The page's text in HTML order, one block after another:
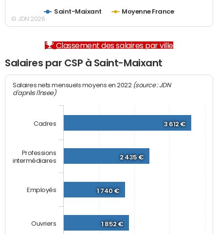
Saint-Maixant Moyenne France
© JDN 2026
Classement des salaires par ville
Salaires par CSP à Saint-Maixant
Salaires nets mensuels moyens en 2022 (source : JDN
d'après l'Insee)
3 612 €
2 435 €
1 740 €
1 852 €
Cadres
Professions
intermédiaires
Employés
Ouvriers